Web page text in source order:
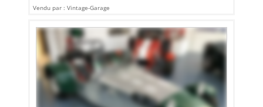
Vendu par : Vintage-Garage